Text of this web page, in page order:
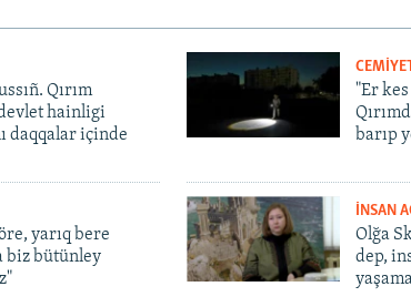
Qırım
hainligi
daqqalar içinde
"Er
barıp
yarıq bere
biz bütünley
İNSAN
Olğa
dep,